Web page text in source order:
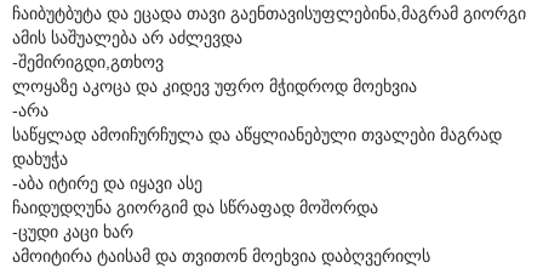
ჩაიბუტბუტა და ეცადა თავი გაენთავისუფლებინა,მაგრამ გიორგი
ამის საშუალება არ აძლევდა
-შემირიგდი,გთხოვ
ლოყაზე აკოცა და კიდევ უფრო მჭიდროდ მოეხვია
-არა
საწყლად ამოიჩურჩულა და აწყლიანებული თვალები მაგრად
დახუჭა
-აბა იტირე და იყავი ასე
ჩაიდუდღუნა გიორგიმ და სწრაფად მოშორდა
-ცუდი კაცი ხარ
ამოიტირა ტაისამ და თვითონ მოეხვია დაბღვერილს